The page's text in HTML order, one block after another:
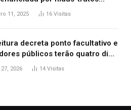
dois filhos, diz polícia
11, 2025 16 Visitas
decreta ponto facultativo e
públicos terão quatro dias
na Semana Santa
2026 14 Visitas